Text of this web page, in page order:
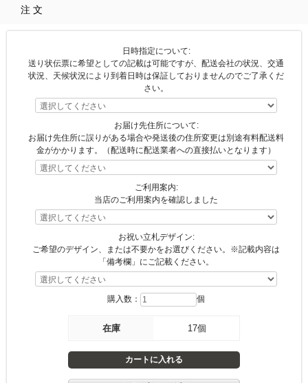
注文
日時指定について:
送り状伝票に希望としての記載は可能ですが、配送会社の状況、交通
状況、天候状況により到着日時は保証しておりませんのでご了承くだ
さい。
お届け先住所について:
お届け先住所に誤りがある場合や発送後の住所変更は別途有料配送料
金がかかります。（配送時に配送業者への直接払いとなります）
ご利用案内:
当店のご利用案内を確認しました
お祝い立札デザイン:
ご希望のデザイン、または不要かをお選びください。※記載内容は
「備考欄」にご記載ください。
購入数： 個
在庫 17個